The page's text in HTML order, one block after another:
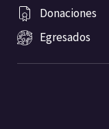
Donaciones
Egresados